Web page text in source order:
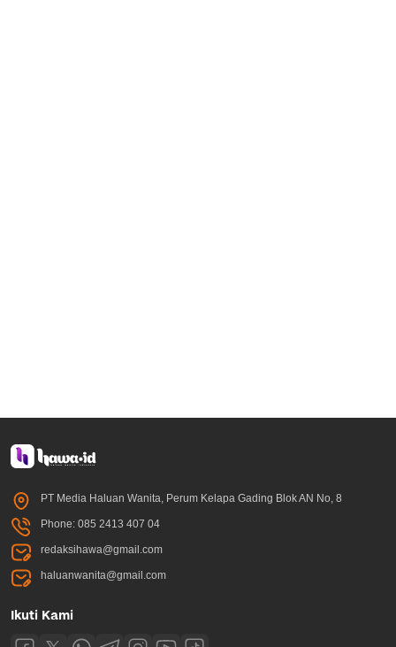
PT Media Haluan Wanita, Perum Kelapa Gading Blok AN No, 8
Phone: 085 2413 407 04
redaksihawa@gmail.com
haluanwanita@gmail.com
Ikuti Kami